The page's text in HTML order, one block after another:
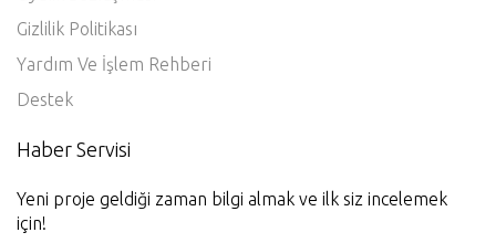
Gizlilik Politikası
Yardım Ve İşlem Rehberi
Destek
Haber Servisi
Yeni proje geldiği zaman bilgi almak ve ilk siz incelemek
için!